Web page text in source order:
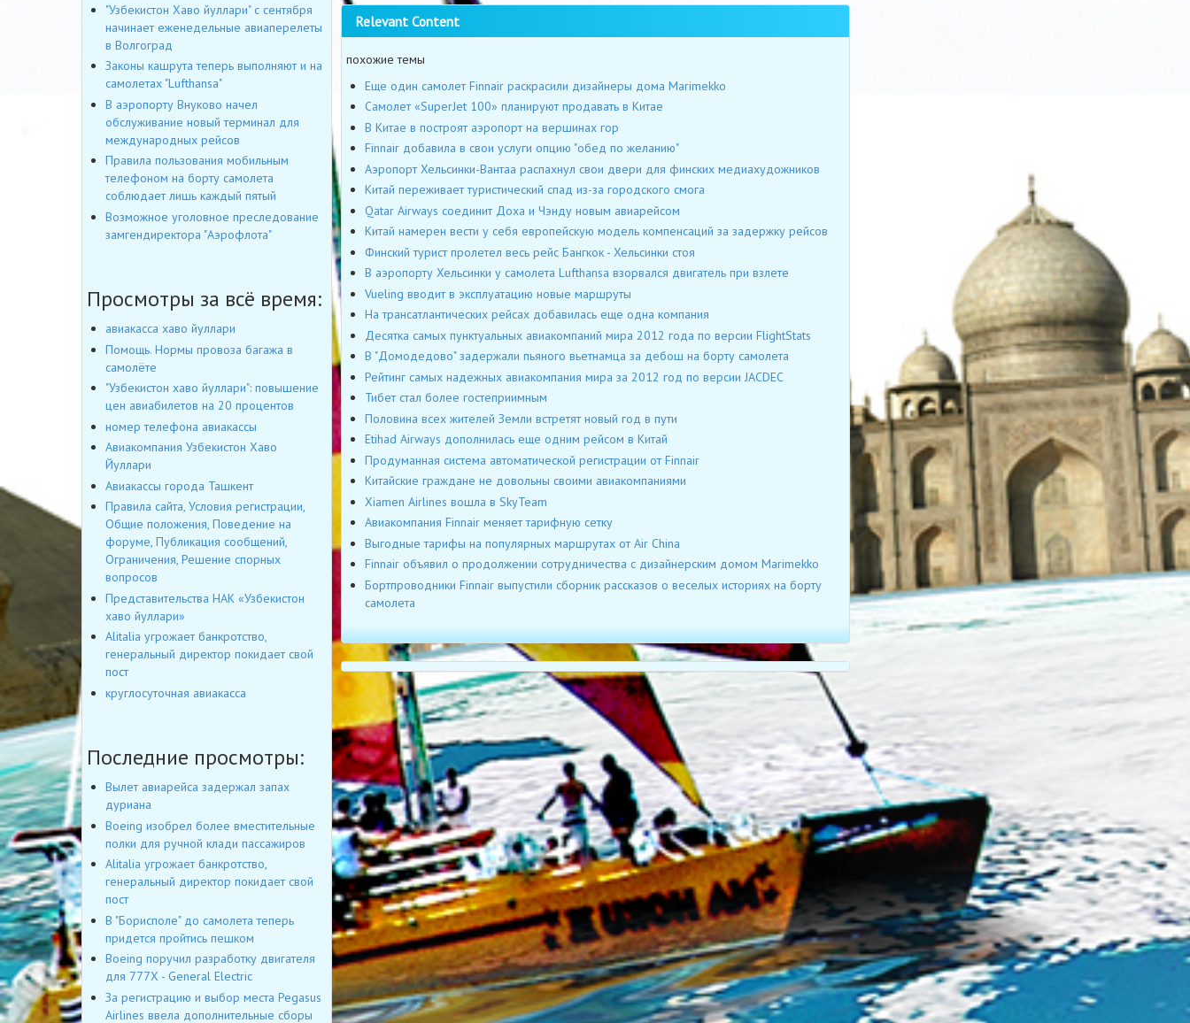
Relevant Content
похожие темы
Еще один самолет Finnair раскрасили дизайнеры дома Marimekko
Самолет «SuperJet 100» планируют продавать в Китае
В Китае в построят аэропорт на вершинах гор
Finnair добавила в свои услуги опцию "обед по желанию"
Аэропорт Хельсинки-Вантаа распахнул свои двери для финских медиахудожников
Китай переживает туристический спад из-за городского смога
Qatar Airways соединит Доха и Чэнду новым авиарейсом
Китай намерен вести у себя европейскую модель компенсаций за задержку рейсов
Финский турист пролетел весь рейс Бангкок - Хельсинки стоя
В аэропорту Хельсинки у самолета Lufthansa взорвался двигатель при взлете
Vueling вводит в эксплуатацию новые маршруты
На трансатлантических рейсах добавилась еще одна компания
Десятка самых пунктуальных авиакомпаний мира 2012 года по версии FlightStats
В "Домодедово" задержали пьяного вьетнамца за дебош на борту самолета
Рейтинг самых надежных авиакомпания мира за 2012 год по версии JACDEC
Тибет стал более гостеприимным
Половина всех жителей Земли встретят новый год в пути
Etihad Airways дополнилась еще одним рейсом в Китай
Продуманная система автоматической регистрации от Finnair
Китайские граждане не довольны своими авиакомпаниями
Xiamen Airlines вошла в SkyTeam
Авиакомпания Finnair меняет тарифную сетку
Выгодные тарифы на популярных маршрутах от Air China
Finnair объявил о продолжении сотрудничества с дизайнерским домом Marimekko
Бортпроводники Finnair выпустили сборник рассказов о веселых историях на борту
самолета
"Узбекистон Хаво йуллари" с сентября
начинает еженедельные авиаперелеты
в Волгоград
Законы кашрута теперь выполняют и на
самолетах "Lufthansa"
В аэропорту Внуково начел
обслуживание новый терминал для
международных рейсов
Правила пользования мобильным
телефоном на борту самолета
соблюдает лишь каждый пятый
Возможное уголовное преследование
замгендиректора "Аэрофлота"
Просмотры за всё время:
авиакасса хаво йуллари
Помощь. Нормы провоза багажа в
самолёте
"Узбекистон хаво йуллари": повышение
цен авиабилетов на 20 процентов
номер телефона авиакассы
Авиакомпания Узбекистон Хаво
Йуллари
Авиакассы города Ташкент
Правила сайта, Условия регистрации,
Общие положения, Поведение на
форуме, Публикация сообщений,
Ограничения, Решение спорных
вопросов
Представительства НАК «Узбекистон
хаво йуллари»
Alitalia угрожает банкротство,
генеральный директор покидает свой
пост
круглосуточная авиакасса
Последние просмотры:
Вылет авиарейса задержал запах
дуриана
Boeing изобрел более вместительные
полки для ручной клади пассажиров
Alitalia угрожает банкротство,
генеральный директор покидает свой
пост
В "Борисполе" до самолета теперь
придется пройтись пешком
Boeing поручил разработку двигателя
для 777X - General Electric
За регистрацию и выбор места Pegasus
Airlines ввела дополнительные сборы